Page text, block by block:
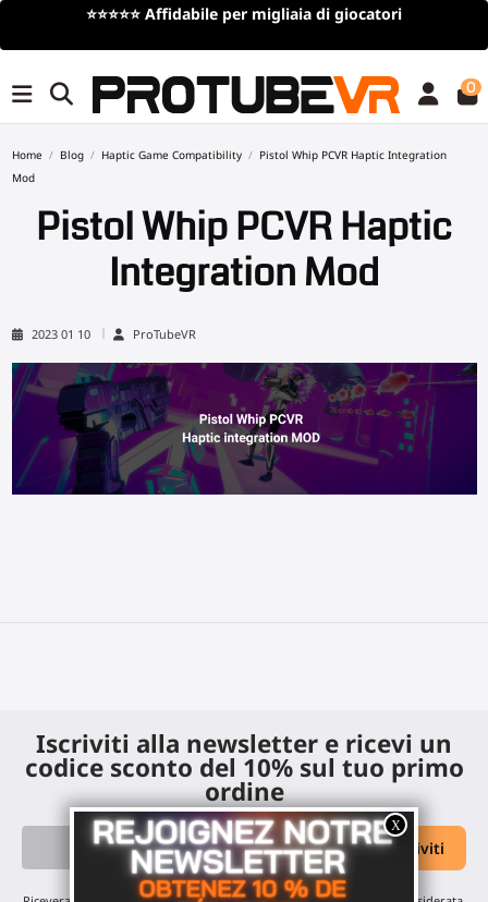
⭐⭐⭐⭐⭐ Affidabile per migliaia di giocatori
0
Home Blog Haptic Game Compatibility
Pistol Whip PCVR Haptic Integration
Mod
Pistol Whip PCVR Haptic
Integration Mod
2023 01 10 ProTubeVR
Iscriviti alla newsletter e ricevi un
codice sconto del 10% sul tuo primo
ordine